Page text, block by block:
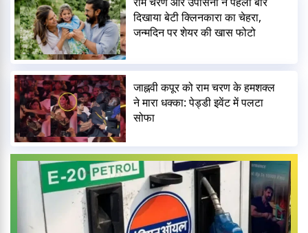
दिखाया बेटी क्लिनकारा का चेहरा,
जन्मदिन पर शेयर की खास फोटो
जाह्नवी कपूर को राम चरण के हमशक्ल
ने मारा धक्का: पेड्डी इवेंट में पलटा
सोफा